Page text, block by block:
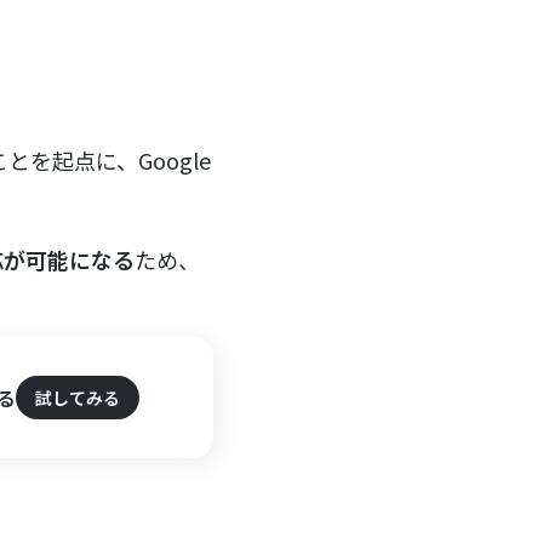
とを起点に、Google
可能になるため、
試してみる